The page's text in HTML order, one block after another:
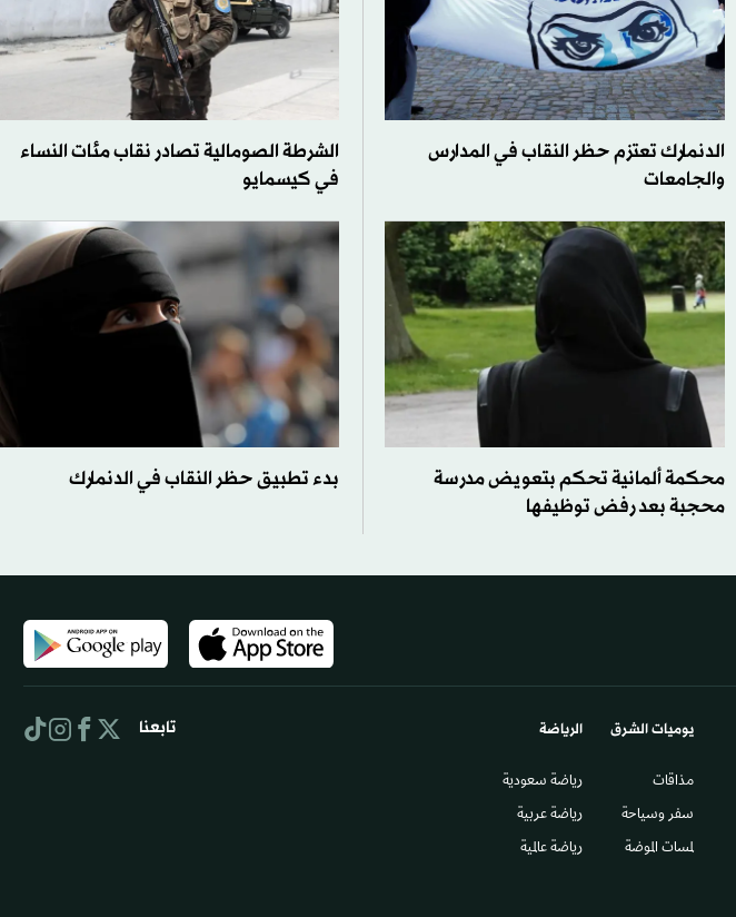
الدنمارك تعتزم حظر النقاب في المدارس
والجامعات
الشرطة الصومالية تصادر نقاب مئات النساء
في كيسمايو
محكمة ألمانية تحكم بتعويض مدرسة
محجبة بعد رفض توظيفها
بدء تطبيق حظر النقاب في الدنمارك
يوميات الشرق​
مذاقات
سفر وسياحة
لمسات الموضة
الرياضة
رياضة سعودية
رياضة عربية
رياضة عالمية
تابعنا